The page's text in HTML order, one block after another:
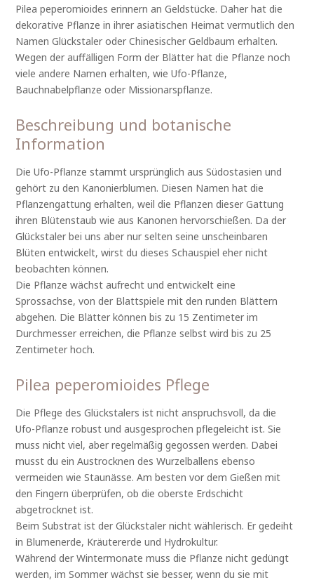
Pilea peperomioides erinnern an Geldstücke. Daher hat die
dekorative Pflanze in ihrer asiatischen Heimat vermutlich den
Namen Glückstaler oder Chinesischer Geldbaum erhalten.
Wegen der auffälligen Form der Blätter hat die Pflanze noch
viele andere Namen erhalten, wie Ufo-Pflanze,
Bauchnabelpflanze oder Missionarspflanze.
Beschreibung und botanische
Information
Die Ufo-Pflanze stammt ursprünglich aus Südostasien und
gehört zu den Kanonierblumen. Diesen Namen hat die
Pflanzengattung erhalten, weil die Pflanzen dieser Gattung
ihren Blütenstaub wie aus Kanonen hervorschießen. Da der
Glückstaler bei uns aber nur selten seine unscheinbaren
Blüten entwickelt, wirst du dieses Schauspiel eher nicht
beobachten können.
Die Pflanze wächst aufrecht und entwickelt eine
Sprossachse, von der Blattspiele mit den runden Blättern
abgehen. Die Blätter können bis zu 15 Zentimeter im
Durchmesser erreichen, die Pflanze selbst wird bis zu 25
Zentimeter hoch.
Pilea peperomioides Pflege
Die Pflege des Glückstalers ist nicht anspruchsvoll, da die
Ufo-Pflanze robust und ausgesprochen pflegeleicht ist. Sie
muss nicht viel, aber regelmäßig gegossen werden. Dabei
musst du ein Austrocknen des Wurzelballens ebenso
vermeiden wie Staunässe. Am besten vor dem Gießen mit
den Fingern überprüfen, ob die oberste Erdschicht
abgetrocknet ist.
Beim Substrat ist der Glückstaler nicht wählerisch. Er gedeiht
in Blumenerde, Kräutererde und Hydrokultur.
Während der Wintermonate muss die Pflanze nicht gedüngt
werden, im Sommer wächst sie besser, wenn du sie mit